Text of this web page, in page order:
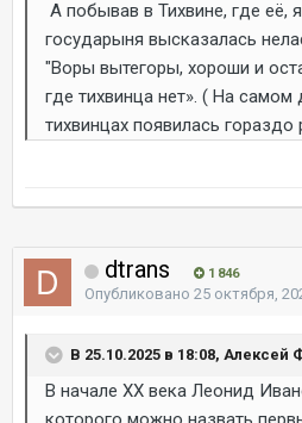
А побывав в Тихвине, где её,
государыня высказалась
"Воры вытегоры, хороши и
где тихвинца нет». ( На самом
тихвинцах появилась гораздо
dtrans 1 846
Опубликовано 25 октября,
В 25.10.2025 в 18:08, Алексей
В начале ХХ века Леонид